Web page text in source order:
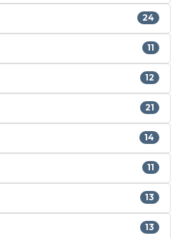
24
11
12
21
14
11
13
13